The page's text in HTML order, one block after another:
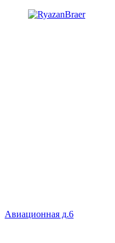
Авиационная д.6